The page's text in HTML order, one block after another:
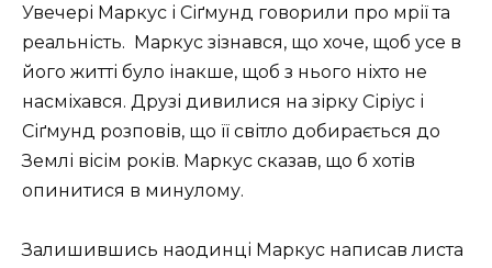
Увечері Маркус і Сіґмунд говорили про мрії та
реальність. Маркус зізнався, що хоче, щоб усе в
його житті було інакше, щоб з нього ніхто не
насміхався. Друзі дивилися на зірку Сіріус і
Сіґмунд розповів, що її світло добирається до
Землі вісім років. Маркус сказав, що б хотів
опинитися в минулому.
Залишившись наодинці Маркус написав листа